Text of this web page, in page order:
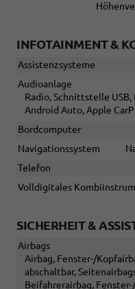
INFOTAINMENT &
Assistenzsysteme
Audioanlage
Radio, Schnittstelle
Android Auto, Apple
Bordcomputer
Navigationssystem
Telefon
Volldigitales
SICHERHEIT &
Airbags
Airbag, Fenster-/
abschaltbar,
Beifahrerairbag,